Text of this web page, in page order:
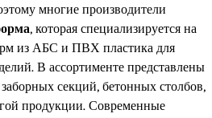
многие производители
, которая специализируется на
из АБС и ПВХ пластика для
В ассортименте представлены
секций, бетонных столбов,
продукции. Современные